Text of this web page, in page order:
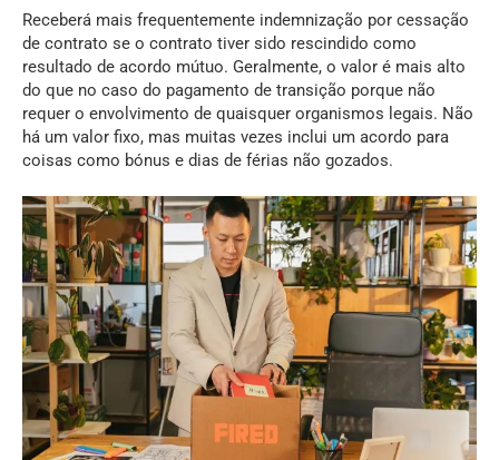
Receberá mais frequentemente indemnização por cessação
de contrato se o contrato tiver sido rescindido como
resultado de acordo mútuo. Geralmente, o valor é mais alto
do que no caso do pagamento de transição porque não
requer o envolvimento de quaisquer organismos legais. Não
há um valor fixo, mas muitas vezes inclui um acordo para
coisas como bónus e dias de férias não gozados.